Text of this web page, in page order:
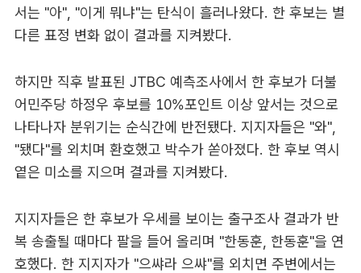
서는 "아", "이게 뭐냐"는 탄식이 흘러나왔다. 한 후보는 별
다른 표정 변화 없이 결과를 지켜봤다.
하지만 직후 발표된 JTBC 예측조사에서 한 후보가 더불
어민주당 하정우 후보를 10%포인트 이상 앞서는 것으로
나타나자 분위기는 순식간에 반전됐다. 지지자들은 "와",
"됐다"를 외치며 환호했고 박수가 쏟아졌다. 한 후보 역시
옅은 미소를 지으며 결과를 지켜봤다.
지지자들은 한 후보가 우세를 보이는 출구조사 결과가 반
복 송출될 때마다 팔을 들어 올리며 "한동훈, 한동훈"을 연
호했다. 한 지지자가 "으쌰라 으쌰"를 외치면 주변에서는